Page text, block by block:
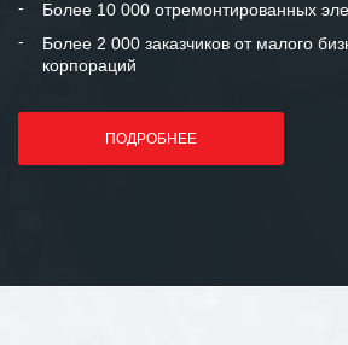
Более 10 000 отремонтированных
Более 2 000 заказчиков от малого
корпораций
ПОДРОБНЕЕ